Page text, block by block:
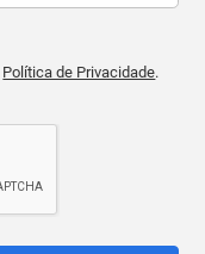
Política de Privacidade.